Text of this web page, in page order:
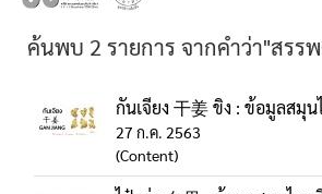
ค้นพบ 2 รายการ จากคำว่า"สร
กันเจียง 干姜 ขิง : ข้อมูลสมุ
27 ก.ค. 2563
(Content)